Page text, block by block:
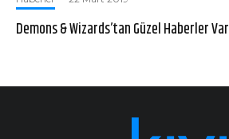
Demons & Wizards’tan Güzel Haberler Var